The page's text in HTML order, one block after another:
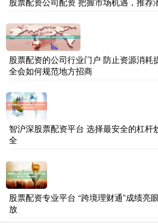
股票配资的公司行业门户 防止资源消耗
全会如何规范地方招商
智沪深股票配资平台 选择最安全的杠杆
全
股票配资专业平台 “跨境理财通”成绩亮
放